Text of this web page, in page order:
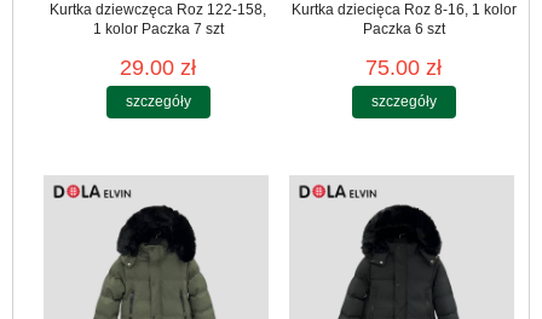
Kurtka dziewczęca Roz 122-158,
1 kolor Paczka 7 szt
29.00 zł
szczegóły
Kurtka dziecięca Roz 8-16, 1 kolor
Paczka 6 szt
75.00 zł
szczegóły